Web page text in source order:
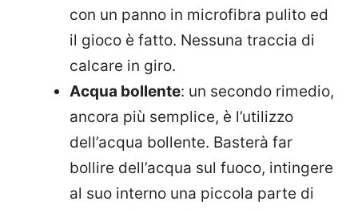
con un panno in microfibra pulito ed
il gioco è fatto. Nessuna traccia di
calcare in giro.
Acqua bollente: un secondo rimedio,
ancora più semplice, è l’utilizzo
dell’acqua bollente. Basterà far
bollire dell’acqua sul fuoco, intingere
al suo interno una piccola parte di